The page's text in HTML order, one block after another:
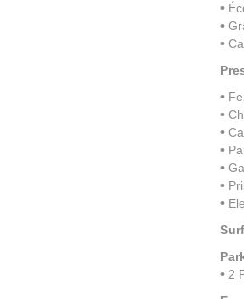
•
•
•
•
•
•
•
•
•
•
• 2